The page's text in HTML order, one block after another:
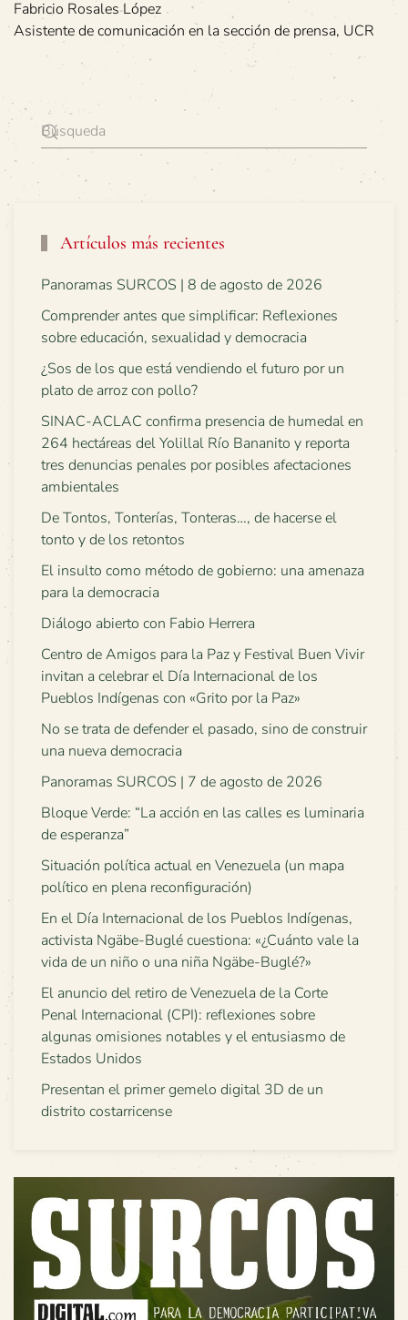
Fabricio Rosales López
Asistente de comunicación en la sección de prensa, UCR
Artículos más recientes
Panoramas SURCOS | 8 de agosto de 2026
Comprender antes que simplificar: Reflexiones
sobre educación, sexualidad y democracia
¿Sos de los que está vendiendo el futuro por un
plato de arroz con pollo?
SINAC-ACLAC confirma presencia de humedal en
264 hectáreas del Yolillal Río Bananito y reporta
tres denuncias penales por posibles afectaciones
ambientales
De Tontos, Tonterías, Tonteras…, de hacerse el
tonto y de los retontos
El insulto como método de gobierno: una amenaza
para la democracia
Diálogo abierto con Fabio Herrera
Centro de Amigos para la Paz y Festival Buen Vivir
invitan a celebrar el Día Internacional de los
Pueblos Indígenas con «Grito por la Paz»
No se trata de defender el pasado, sino de construir
una nueva democracia
Panoramas SURCOS | 7 de agosto de 2026
Bloque Verde: “La acción en las calles es luminaria
de esperanza”
Situación política actual en Venezuela (un mapa
político en plena reconfiguración)
En el Día Internacional de los Pueblos Indígenas,
activista Ngäbe-Buglé cuestiona: «¿Cuánto vale la
vida de un niño o una niña Ngäbe-Buglé?»
El anuncio del retiro de Venezuela de la Corte
Penal Internacional (CPI): reflexiones sobre
algunas omisiones notables y el entusiasmo de
Estados Unidos
Presentan el primer gemelo digital 3D de un
distrito costarricense